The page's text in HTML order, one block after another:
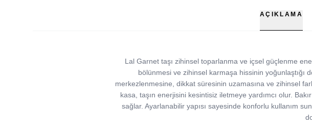
AÇIKLAMA
Lal Garnet taşı zihinsel toparlanma ve içsel güçlenme
bölünmesi ve zihinsel karmaşa hissinin yoğunlaştığı
merkezlenmesine, dikkat süresinin uzamasına ve zihinsel
kasa, taşın enerjisini kesintisiz iletmeye yardımcı olur.
sağlar. Ayarlanabilir yapısı sayesinde konforlu kullanım